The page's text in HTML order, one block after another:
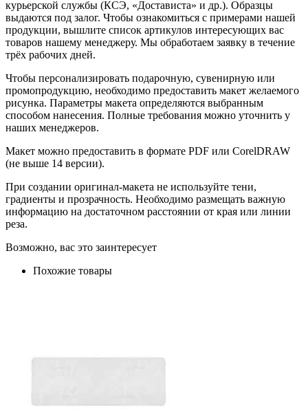
курьерской службы (КСЭ, «Достависта» и др.). Образцы
выдаются под залог. Чтобы ознакомиться с примерами нашей
продукции, вышлите список артикулов интересующих вас
товаров нашему менеджеру. Мы обработаем заявку в течение
трёх рабочих дней.
Чтобы персонализировать подарочную, сувенирную или
промопродукцию, необходимо предоставить макет желаемого
рисунка. Параметры макета определяются выбранным
способом нанесения. Полные требования можно уточнить у
наших менеджеров.
Макет можно предоставить в формате PDF или CorelDRAW
(не выше 14 версии).
При создании оригинал-макета не используйте тени,
градиенты и прозрачность. Необходимо размещать важную
информацию на достаточном расстоянии от края или линии
реза.
Возможно, вас это заинтересует
Похожие товары